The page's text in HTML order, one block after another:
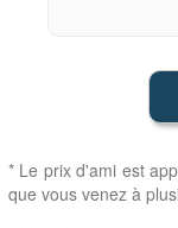
* Le prix d'ami est
que vous venez à